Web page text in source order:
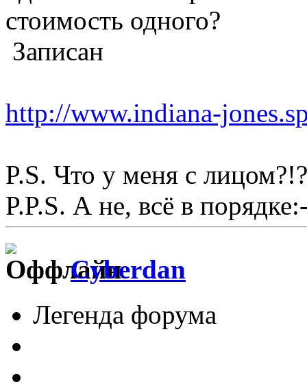
стоимость одного?
Записан
http://www.indiana-
P.S. Что у меня с
P.P.S. А не, всё в
Cyberdan
Легенда форума